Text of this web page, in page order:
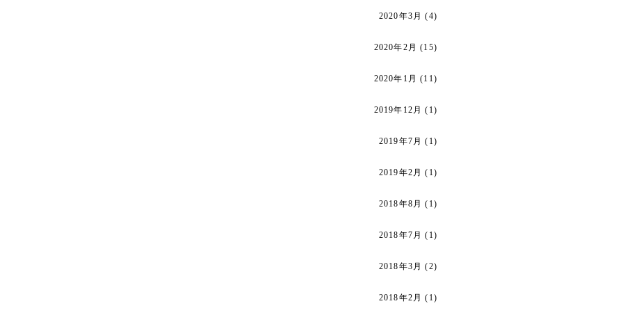
2020年3月 (4)
2020年2月 (15)
2020年1月 (11)
2019年12月 (1)
2019年7月 (1)
2019年2月 (1)
2018年8月 (1)
2018年7月 (1)
2018年3月 (2)
2018年2月 (1)